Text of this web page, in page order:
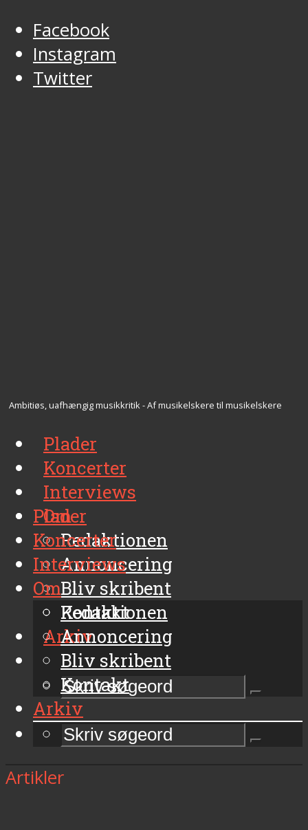
Facebook
Instagram
Twitter
Ambitiøs, uafhængig musikkritik - Af musikelskere til musikelskere
Plader
Koncerter
Interviews
Om
Redaktionen
Annoncering
Bliv skribent
Kontakt
Arkiv
Plader
Koncerter
Interviews
Om
Redaktionen
Annoncering
Bliv skribent
Kontakt
Arkiv
Artikler